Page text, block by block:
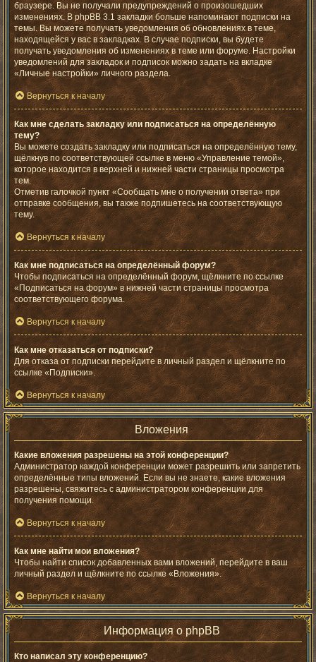
браузере. Вы не получали предупреждений о произошедших
изменениях. В phpBB 3.1 закладки больше напоминают подписки на
темы. Вы можете получать уведомления об обновлениях в теме,
находящейся у вас в закладках. В случае подписки, вы будете
получать уведомления об изменениях в теме или форуме. Настройки
уведомлений для закладок и подписок можно задать на вкладке
«Личные настройки» личного раздела.
Вернуться к началу
Как мне сделать закладку или подписаться на определённую
тему?
Вы можете создать закладку или подписаться на определённую тему,
щёлкнув по соответствующей ссылке в меню «Управление темой»,
которое находится в верхней и нижней части страницы просмотра
тем.
Отметив галочкой пункт «Сообщать мне о получении ответа» при
отправке сообщения, вы также подпишетесь на соответствующую
тему.
Вернуться к началу
Как мне подписаться на определённый форум?
Чтобы подписаться на определённый форум, щёлкните по ссылке
«Подписаться на форум» в нижней части страницы просмотра
соответствующего форума.
Вернуться к началу
Как мне отказаться от подписки?
Для отказа от подписки перейдите в личный раздел и щёлкните по
ссылке «Подписки».
Вернуться к началу
Вложения
Какие вложения разрешены на этой конференции?
Администратор каждой конференции может разрешить или запретить
определённые типы вложений. Если вы не знаете, какие вложения
разрешены, свяжитесь с администратором конференции для
получения помощи.
Вернуться к началу
Как мне найти мои вложения?
Чтобы найти список добавленных вами вложений, перейдите в ваш
личный раздел и щёлкните по ссылке «Вложения».
Вернуться к началу
Информация о phpBB
Кто написал эту конференцию?